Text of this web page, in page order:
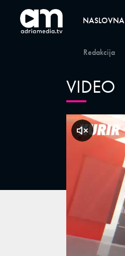
NASLOVNA
Redakcija
VIDEO
klikni za zvuk